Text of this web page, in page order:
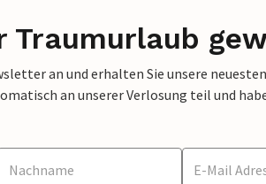
Traumurlaub
an und erhalten Sie unsere
an unserer Verlosung teil und